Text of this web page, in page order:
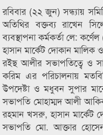
রবিবার (২২ জুন) সন্ধ্যায়
অতিথির বক্তব্য রাখেন
ব্যবস্থাপনা কর্মকর্তা লে:
হাসান মার্কেট দোকান
রইছ আলীর সভাপতিত্বে ও
করিম এর পরিচালনায়
উপদেষ্টা ও মধুবন সুপার
সভাপতি মোহাম্মদ আলী
রহমান খসরু, হাসান মার্কেট
সভাপতি মো. আক্তার